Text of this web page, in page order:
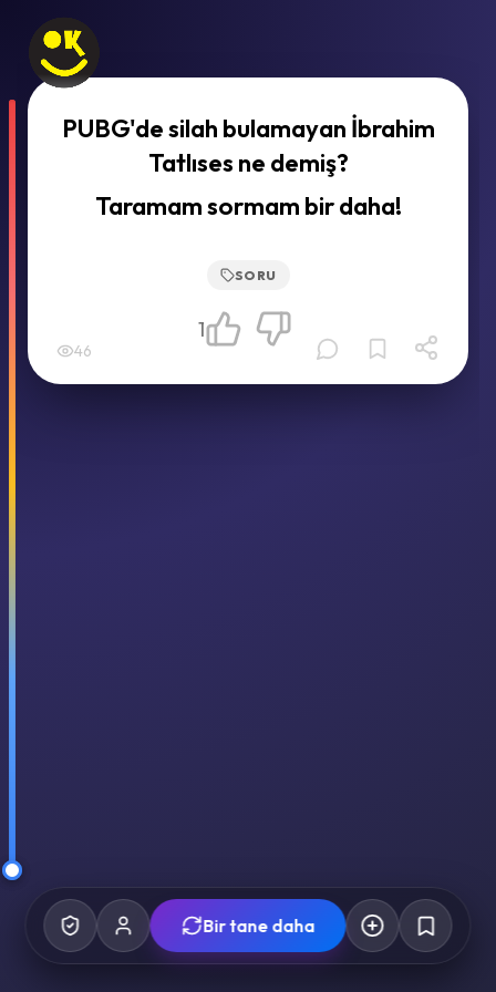
PUBG'de silah bulamayan İbrahim
Tatlıses ne demiş?
Taramam sormam bir daha!
SORU
46
1
Bir tane daha